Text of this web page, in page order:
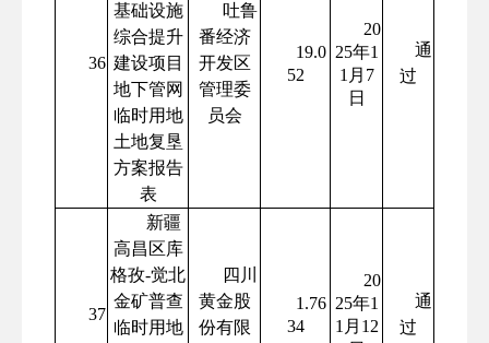
36
基础设施
综合提升
建设项目
地下管网
临时用地
土地复垦
方案报告
表
吐鲁
番经济
开发区
管理委
员会
19.0
52
20
25年1
1月7
日
通
过
37
新疆
高昌区库
格孜-觉北
金矿普查
临时用地
四川
黄金股
份有限
1.76
34
20
25年1
1月12
通
过